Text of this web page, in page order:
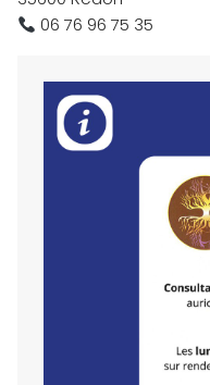
06 76 96 75 35